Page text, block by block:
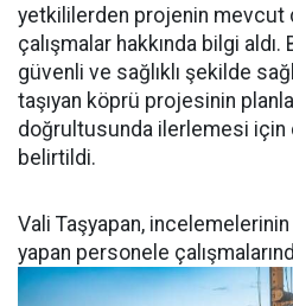
yetkililerden projenin mevcut
çalışmalar hakkında bilgi
güvenli ve sağlıklı şekilde
taşıyan köprü projesinin
doğrultusunda ilerlemesi için
belirtildi.
Vali Taşyapan,
yapan personele